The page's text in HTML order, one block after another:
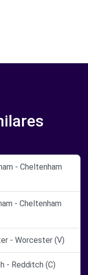
- Cheltenham
- Cheltenham
- Worcester (V)
- Redditch (C)